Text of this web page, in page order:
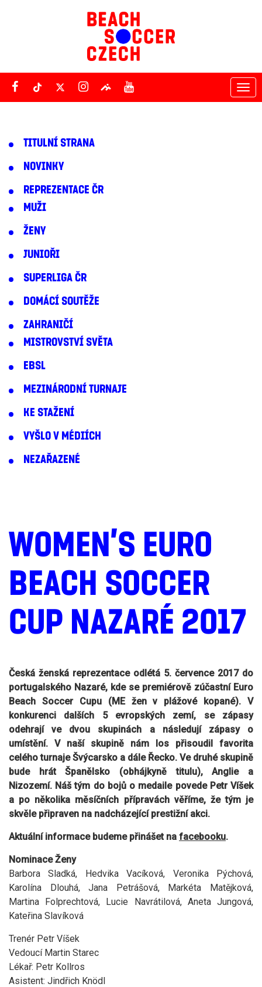
TITULNÍ STRANA
NOVINKY
REPREZENTACE ČR
MUŽI
ŽENY
JUNIOŘI
SUPERLIGA ČR
DOMÁCÍ SOUTĚŽE
ZAHRANIČÍ
MISTROVSTVÍ SVĚTA
EBSL
MEZINÁRODNÍ TURNAJE
KE STAŽENÍ
VYŠLO V MÉDIÍCH
NEZAŘAZENÉ
WOMEN’S EURO
BEACH SOCCER
CUP NAZARÉ 2017
Česká ženská reprezentace odlétá 5. července 2017 do
portugalského Nazaré, kde se premiérově zúčastní Euro
Beach Soccer Cupu (ME žen v plážové kopané). V
konkurenci dalších 5 evropských zemí, se zápasy
odehrají ve dvou skupinách a následují zápasy o
umístění. V naší skupině nám los přisoudil favorita
celého turnaje Švýcarsko a dále Řecko. Ve druhé skupině
bude hrát Španělsko (obhájkyně titulu), Anglie a
Nizozemí. Náš tým do bojů o medaile povede Petr Víšek
a po několika měsíčních přípravách věříme, že tým je
skvěle připraven na nadcházející prestižní akci.
Aktuální informace budeme přinášet na facebooku.
Nominace Ženy
Barbora Sladká, Hedvika Vacíková, Veronika Pýchová,
Karolína Dlouhá, Jana Petrášová, Markéta Matějková,
Martina Folprechtová, Lucie Navrátilová, Aneta Jungová,
Kateřina Slavíková
Trenér Petr Víšek
Vedoucí Martin Starec
Lékař: Petr Kollros
Asistent: Jindřich Knödl